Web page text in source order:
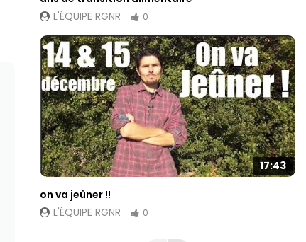
L'ÉQUIPE RGNR
0
17:43
on va jeûner !!
L'ÉQUIPE RGNR
0